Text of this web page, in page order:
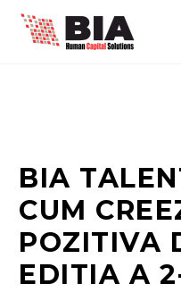
BIA
CUM
POZITIVA
EDITIA A